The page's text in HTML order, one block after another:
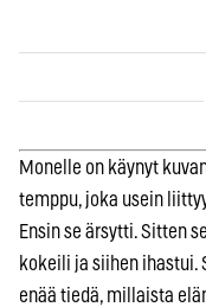
Monelle on käynyt
temppu, joka usein
Ensin se ärsytti. Sitten
kokeili ja siihen ihastui.
enää tiedä, millaista